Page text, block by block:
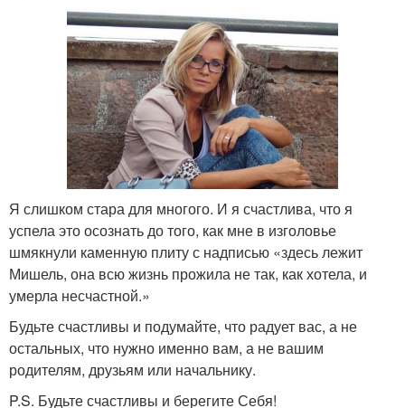
Я слишком стара для многого. И я счастлива, что я
успела это осознать до того, как мне в изголовье
шмякнули каменную плиту с надписью «здесь лежит
Мишель, она всю жизнь прожила не так, как хотела, и
умерла несчастной.»
Будьте счастливы и подумайте, что радует вас, а не
остальных, что нужно именно вам, а не вашим
родителям, друзьям или начальнику.
P.S. Будьте счастливы и берегите Себя!